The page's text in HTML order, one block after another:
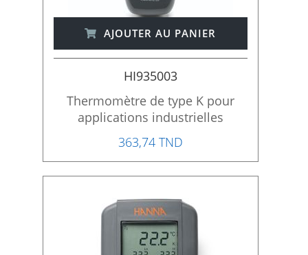
HI935003
Thermomètre de type K pour
applications industrielles
363,74 TND
AJOUTER AU PANIER